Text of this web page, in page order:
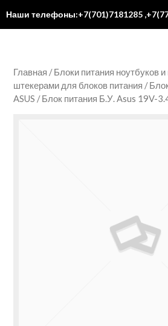
Наши телефоны:+7(701)7181285
Главная /Блоки питания ноутбуков
штекерами для блоков питания /
ASUS / Блок питания Б.У. Asus 19V-